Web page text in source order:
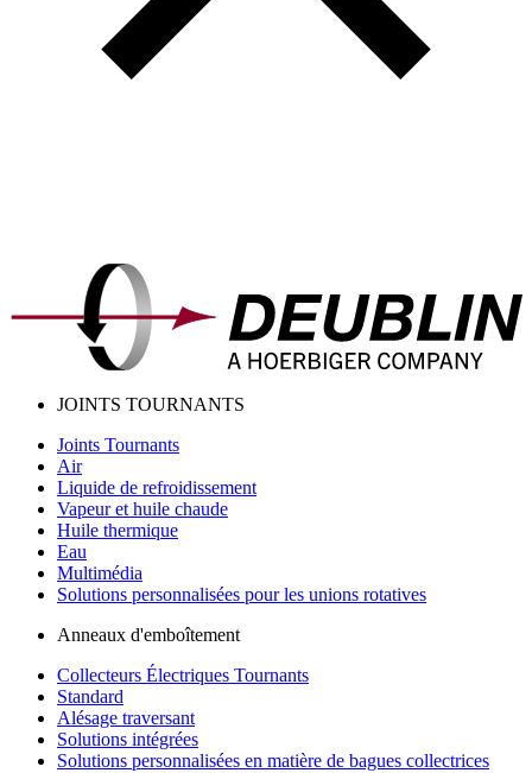
JOINTS TOURNANTS
Joints Tournants
Air
Liquide de refroidissement
Vapeur et huile chaude
Huile thermique
Eau
Multimédia
Solutions personnalisées pour les unions rotatives
Anneaux d'emboîtement
Collecteurs Électriques Tournants
Standard
Alésage traversant
Solutions intégrées
Solutions personnalisées en matière de bagues collectrices